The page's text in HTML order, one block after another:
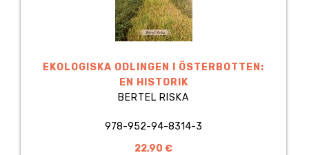
EKOLOGISKA ODLINGEN I ÖSTERBOTTEN:
EN HISTORIK
BERTEL RISKA
978-952-94-8314-3
22,90 €